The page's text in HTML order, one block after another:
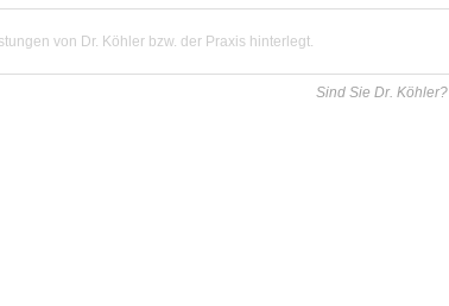
von Dr. Köhler bzw. der Praxis hinterlegt.
Sind Sie Dr. Köhler?